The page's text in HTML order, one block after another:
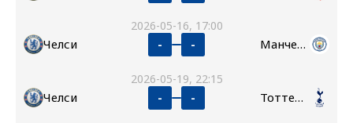
2026-05-16, 17:00
Челси - - Манчестер Сити
2026-05-19, 22:15
Челси - - Тоттенхэм